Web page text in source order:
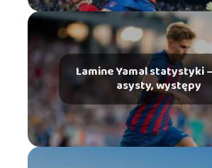
Lamine Yamal statystyki
asysty, występy